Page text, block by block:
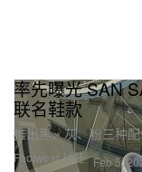
Footwear 球鞋
率先曝光 SAN
联名鞋款
推出黑、灰、粉三种
Feb 5,